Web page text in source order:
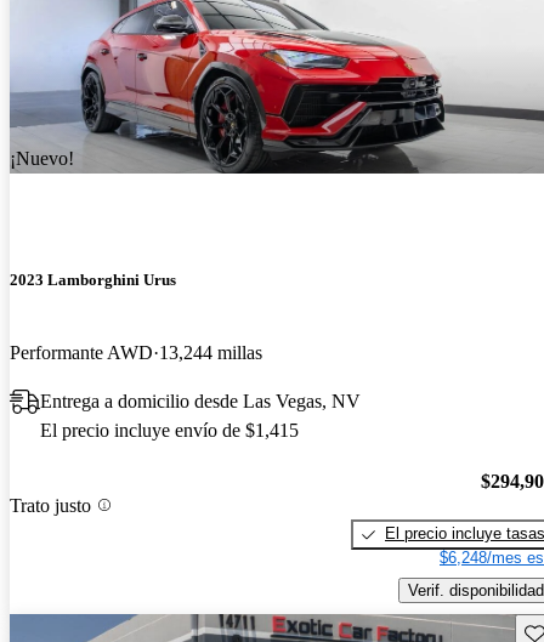
¡Nuevo!
2023 Lamborghini Urus
Performante AWD 13,244 millas
Entrega a domicilio desde Las Vegas, NV
El precio incluye envío de $1,415
Trato justo
El precio incluye tasas
$6,248/mes
Verif. disponibilidad